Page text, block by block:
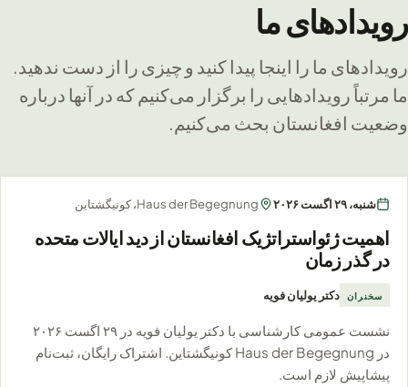
رویدادهای ما
رویدادهای ما را اینجا پیدا کنید و چیزی را از دست ندهید.
ما مرتباً رویدادهایی را برگزار می‌کنیم که در آنها درباره
وضعیت افغانستان بحث می‌کنیم.
شنبه، ۲۹ اگست ۲۰۲۶ Haus der Begegnung، کونیگشتاین
اهمیت ژئواستراتژیک افغانستان از دید ایالات متحده
در گذر زمان
سخنران دکتر یولیان فویه
نشست عمومی کارشناسی با دکتر یولیان فویه در ۲۹ اگست ۲۰۲۶
در Haus der Begegnung کونیگشتاین. اشتراک رایگان، ثبت‌نام
پیشاپیش لازم است.